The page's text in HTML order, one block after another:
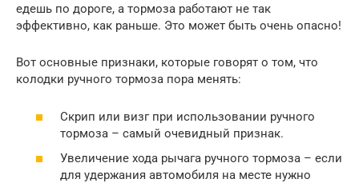
едешь по дороге, а тормоза работают не так
эффективно, как раньше. Это может быть очень опасно!
Вот основные признаки, которые говорят о том, что
колодки ручного тормоза пора менять:
Скрип или визг при использовании ручного
тормоза – самый очевидный признак.
Увеличение хода рычага ручного тормоза – если
для удержания автомобиля на месте нужно